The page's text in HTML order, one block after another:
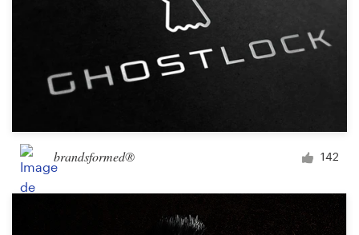
brandsformed® 142